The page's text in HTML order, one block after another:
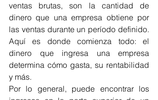
ventas brutas, son la cantidad de
dinero que una empresa obtiene por
las ventas durante un período definido.
Aquí es donde comienza todo: el
dinero que ingresa una empresa
determina cómo gasta, su rentabilidad
y más.
Por lo general, puede encontrar los